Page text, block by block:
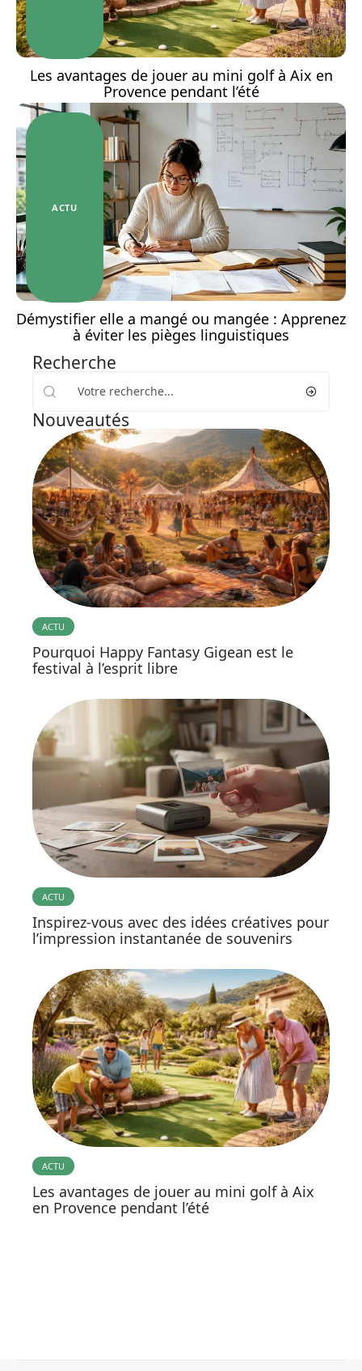
Les avantages de jouer au mini golf à Aix en
Provence pendant l’été
ACTU
Démystifier elle a mangé ou mangée : Apprenez
à éviter les pièges linguistiques
Recherche
Nouveautés
ACTU
Pourquoi Happy Fantasy Gigean est le
festival à l’esprit libre
ACTU
Inspirez-vous avec des idées créatives pour
l’impression instantanée de souvenirs
ACTU
Les avantages de jouer au mini golf à Aix
en Provence pendant l’été